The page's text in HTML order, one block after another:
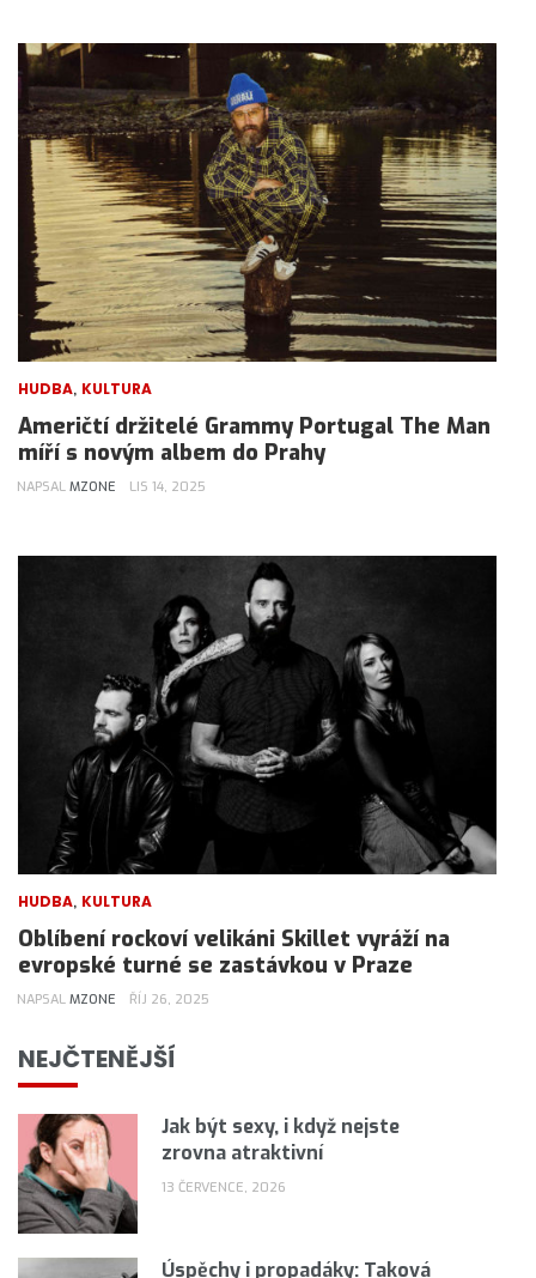
HUDBA, KULTURA
Američtí držitelé Grammy Portugal The Man
míří s novým albem do Prahy
NAPSAL MZONE LIS 14, 2025
HUDBA, KULTURA
Oblíbení rockoví velikáni Skillet vyráží na
evropské turné se zastávkou v Praze
NAPSAL MZONE ŘÍJ 26, 2025
NEJČTENĚJŠÍ
Jak být sexy, i když nejste
zrovna atraktivní
13 ČERVENCE, 2026
Úspěchy i propadáky: Taková